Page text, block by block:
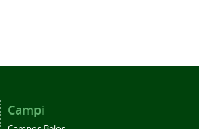
Campi